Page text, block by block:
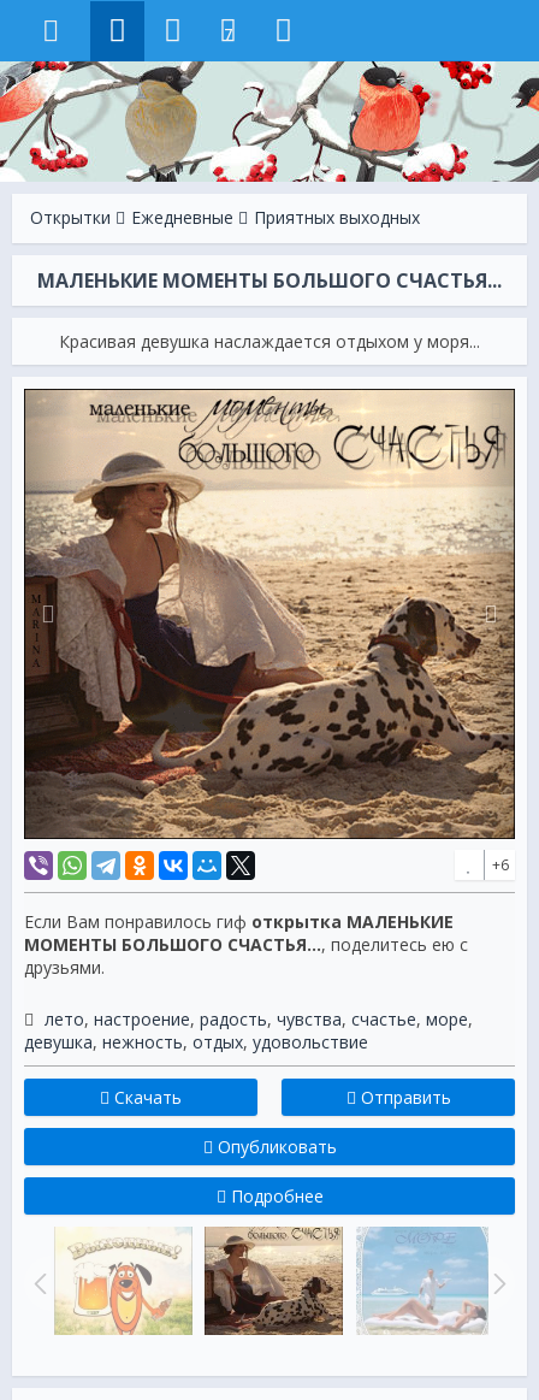
7
Открытки Ежeдневные Приятных выходных
МАЛЕНЬКИЕ МОМЕНТЫ БОЛЬШОГО СЧАСТЬЯ...
Красивая девушка наслаждается отдыхом у моря...
+6
Если Вам понравилось гиф открытка МАЛЕНЬКИЕ
МОМЕНТЫ БОЛЬШОГО СЧАСТЬЯ..., поделитесь ею с
друзьями.
лето, настроение, радость, чувства, счастье, море,
девушка, нежность, отдых, удовольствие
Скачать Отправить
Опубликовать
Подробнее